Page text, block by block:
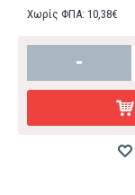
Χωρίς ΦΠΑ: 10,38€
-